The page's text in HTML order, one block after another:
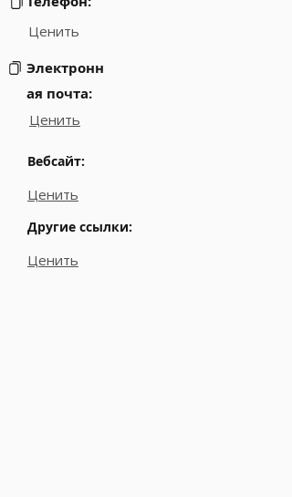
Ценить
Электронн
ая почта:
Ценить
Вебсайт:
Ценить
Другие ссылки:
Ценить